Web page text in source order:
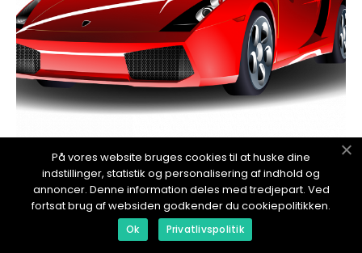
redaktionel
13. November 2024
Köpa tesla: en högkvalitativ guide för
bilintresserade
På vores website bruges cookies til at huske dine
indstillinger, statistik og personalisering af indhold og
annoncer. Denne information deles med tredjepart. Ved
fortsat brug af websiden godkender du cookiepolitikken.
Ok Privatlivspolitik